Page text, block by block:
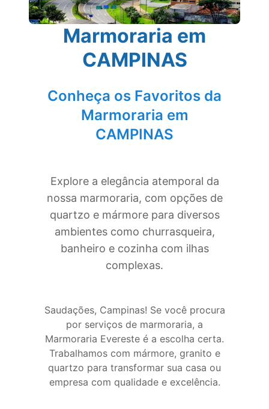
Marmoraria em
CAMPINAS
Conheça os Favoritos da
Marmoraria em
CAMPINAS
Explore a elegância atemporal da
nossa marmoraria, com opções de
quartzo e mármore para diversos
ambientes como churrasqueira,
banheiro e cozinha com ilhas
complexas.
Saudações, Campinas! Se você procura
por serviços de marmoraria, a
Marmoraria Evereste é a escolha certa.
Trabalhamos com mármore, granito e
quartzo para transformar sua casa ou
empresa com qualidade e excelência.